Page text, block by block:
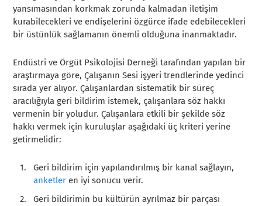
yansımasından korkmak zorunda kalmadan iletişim
kurabilecekleri ve endişelerini özgürce ifade edebilecekleri
bir üstünlük sağlamanın önemli olduğuna inanmaktadır.
Endüstri ve Örgüt Psikolojisi Derneği tarafından yapılan bir
araştırmaya göre, Çalışanın Sesi işyeri trendlerinde yedinci
sırada yer alıyor. Çalışanlardan sistematik bir süreç
aracılığıyla geri bildirim istemek, çalışanlara söz hakkı
vermenin bir yoludur. Çalışanlara etkili bir şekilde söz
hakkı vermek için kuruluşlar aşağıdaki üç kriteri yerine
getirmelidir:
Geri bildirim için yapılandırılmış bir kanal sağlayın,
anketler en iyi sonucu verir.
Geri bildirimin bu kültürün ayrılmaz bir parçası